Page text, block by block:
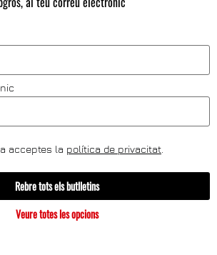
acceptes la política de privacitat
Rebre tots els butlletins
Veure totes les opcions